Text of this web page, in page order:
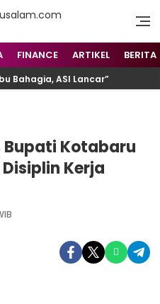
FINANCE ARTIKEL BERITA
ASI Lancar”
Bupati Kotabaru
Kerja